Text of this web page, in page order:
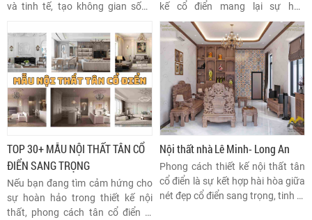
và tinh tế, tạo không gian sống
mái dốc và hoa văn trang trí
mang đến nét thẩm mỹ độc đáo
cho ngôi nhà
kế cổ điển mang lại sự hào
nhoáng và tinh tế với những chi
tiết hoa văn tình xảo, các vật liệu
như gỗ quý và da thật thể hiện
phong cách sống sang trọng và
đẳng cấp. Top 20+ NỘI THẤT CỔ
ĐIỂN: PHONG CÁCH SỐNG ĐẲNG
CẤP sẽ mang đến cho bạn những
ý tưởng tuyệt vời cho căn nhà của
mình.
TOP 30+ MẪU NỘI THẤT TÂN CỔ
ĐIỂN SANG TRỌNG
Nếu bạn đang tìm cảm hứng cho
sự hoàn hảo trong thiết kế nội
thất, phong cách tân cổ điển là
Nội thất nhà Lê Minh- Long An
Phong cách thiết kế nội thất tân
cổ điển là sự kết hợp hài hòa giữa
nét đẹp cổ điển sang trọng, tinh tế